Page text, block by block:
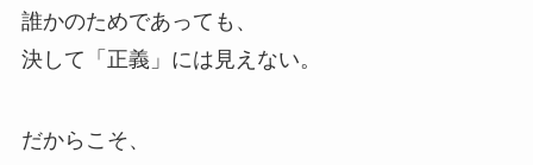
誰かのためであっても、
決して「正義」には見えない。
だからこそ、